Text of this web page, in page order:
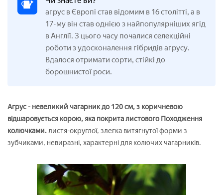
агрус в Європі став відомим в 16 столітті, а в
17-му він став однією з найпопулярніших ягід
в Англії. З цього часу почалися селекційні
роботи з удосконалення гібридів агрусу.
Вдалося отримати сорти, стійкі до
борошнистої роси.
Агрус - невеликий чагарник до 120 см, з коричневою
відшаровується корою, яка покрита листового Походження
колючками.листя-округлої, злегка витягнутої форми з
зубчиками, невиразні, характерні для колючих чагарників.